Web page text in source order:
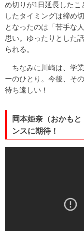
め切りが1日延長した
したタイミングは締め
となったのは「苦手な
思い。ゆったりとした
られる。
ちなみに川崎は、学
ーのひとり。今後、そ
待ち遠しい！
岡本姫奈（おかも
ンスに期待！